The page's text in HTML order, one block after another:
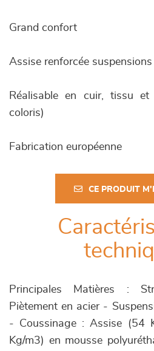
Grand confort
Assise renforcée
Réalisable en cuir, tissu et
coloris)
Fabrication européenne
CE PRODUIT
Principales Matières :
Piètement en acier -
- Coussinage : Assise (54
Kg/m3) en mousse